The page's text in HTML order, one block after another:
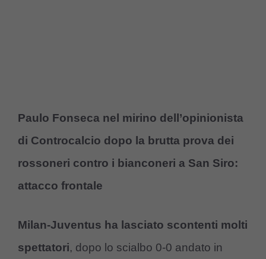
Paulo Fonseca nel mirino dell’opinionista
di Controcalcio dopo la brutta prova dei
rossoneri contro i bianconeri a San Siro:
attacco frontale
Milan-Juventus ha lasciato scontenti molti
spettatori, dopo lo scialbo 0-0 andato in